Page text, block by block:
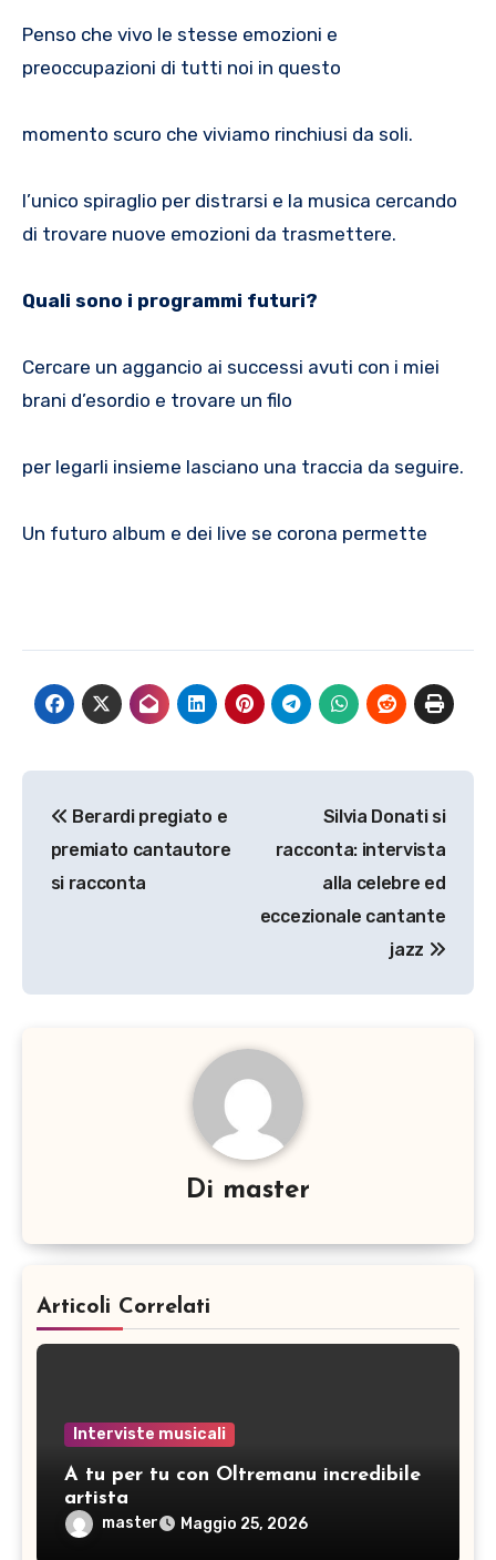
Penso che vivo le stesse emozioni e
preoccupazioni di tutti noi in questo
momento scuro che viviamo rinchiusi da soli.
l’unico spiraglio per distrarsi e la musica cercando
di trovare nuove emozioni da trasmettere.
Quali sono i programmi futuri?
Cercare un aggancio ai successi avuti con i miei
brani d’esordio e trovare un filo
per legarli insieme lasciano una traccia da seguire.
Un futuro album e dei live se corona permette
articoli
Berardi pregiato e
premiato cantautore
si racconta
Silvia Donati si
racconta: intervista
alla celebre ed
eccezionale cantante
jazz
Di master
Articoli Correlati
Interviste musicali
A tu per tu con Oltremanu incredibile
artista
master Maggio 25, 2026